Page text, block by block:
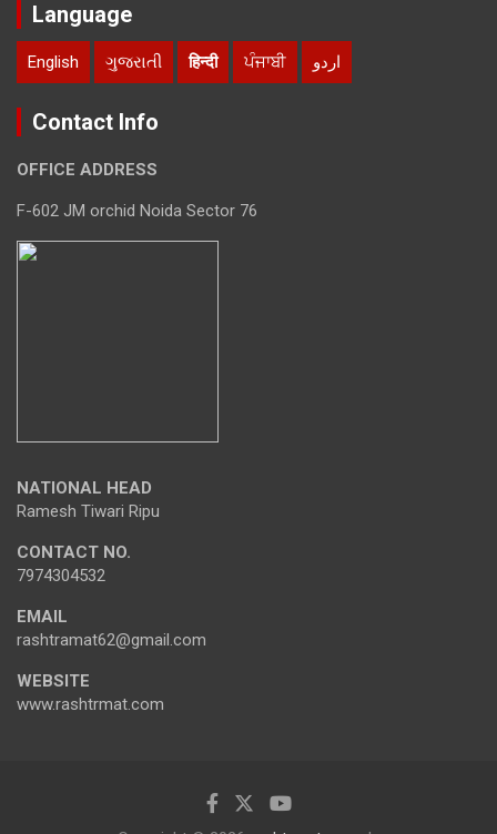
Language
English ગુજરાતી हिन्दी ਪੰਜਾਬੀ اردو
Contact Info
OFFICE ADDRESS
F-602 JM orchid Noida Sector 76
NATIONAL HEAD
Ramesh Tiwari Ripu
CONTACT NO.
7974304532
EMAIL
rashtramat62@gmail.com
WEBSITE
www.rashtrmat.com